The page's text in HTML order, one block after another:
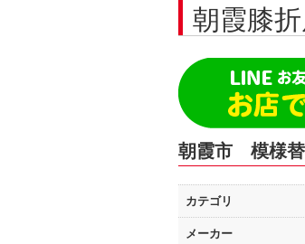
朝霞膝
朝霞市 模様
カテゴリ
メーカー